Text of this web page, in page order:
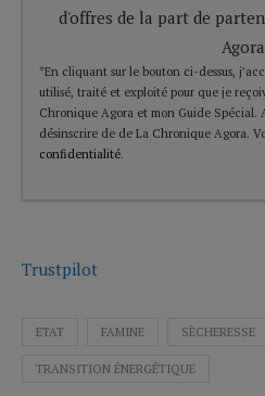
d'offres de la part de
Agora
*En cliquant sur le bouton ci-dessus,
utilisé, traité et exploité pour que je
Chronique Agora et mon Guide Spécial.
désinscrire de de La Chronique Agora.
confidentialité.
Trustpilot
ETAT FAMINE SÈCHERESSE
TRANSITION ÉNERGÉTIQUE